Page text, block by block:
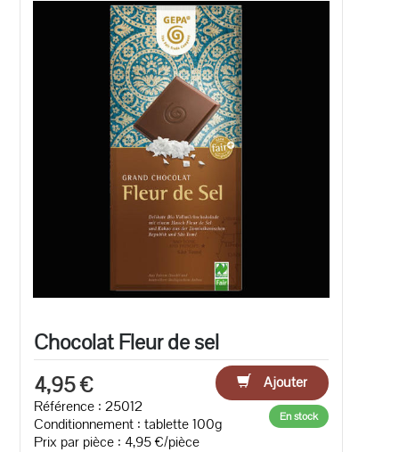
Chocolat Fleur de sel
4,95 €
Ajouter
Référence : 25012
Conditionnement : tablette 100g
Prix par pièce : 4,95 €/pièce
En stock